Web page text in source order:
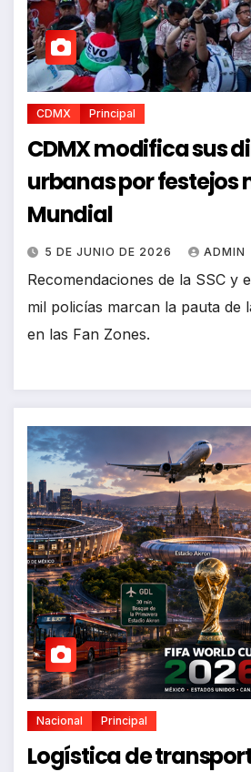
CDMX Principal
CDMX modifica sus
urbanas por festejos
Mundial
5 DE JUNIO DE 2026 ADMIN
Recomendaciones de la SSC y
mil policías marcan la pauta de
en las Fan Zones.
Nacional Principal
Logística de